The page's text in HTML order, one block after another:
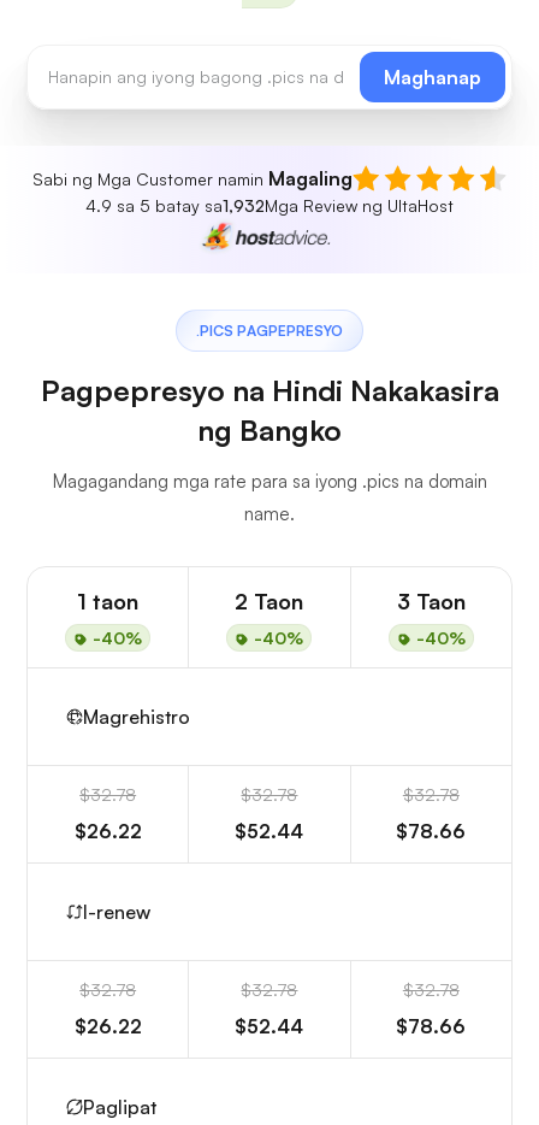
Maghanap
Sabi ng Mga Customer namin Magaling
4.9 sa 5 batay sa1,932Mga Review ng UltaHost
.PICS PAGPEPRESYO
Pagpepresyo na Hindi Nakakasira
ng Bangko
Magagandang mga rate para sa iyong .pics na domain
name.
1 taon
-40%
2 Taon
-40%
3 Taon
-40%
Magrehistro
$32.78
$26.22
$32.78
$52.44
$32.78
$78.66
I-renew
$32.78
$26.22
$32.78
$52.44
$32.78
$78.66
Paglipat